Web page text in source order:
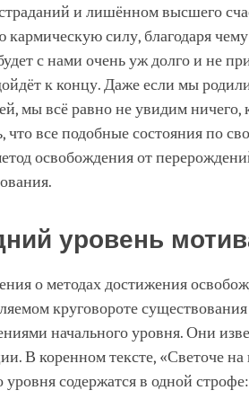
и лишённом высшего
кармическую силу, благодаря
с нами очень уж долго и не
к концу. Даже если мы
мы всё равно не увидим ничего,
что все подобные состояния по
освобождения от
уровень
о методах достижения
круговороте
начального уровня. Они
В коренном тексте, «Светоче
уровня содержатся в одной строфе: